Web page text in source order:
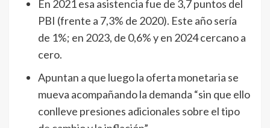
En 2021 esa asistencia fue de 3,7 puntos del
PBI (frente a 7,3% de 2020). Este año sería
de 1%; en 2023, de 0,6% y en 2024 cercano a
cero.
Apuntan a que luego la oferta monetaria se
mueva acompañando la demanda “sin que ello
conlleve presiones adicionales sobre el tipo